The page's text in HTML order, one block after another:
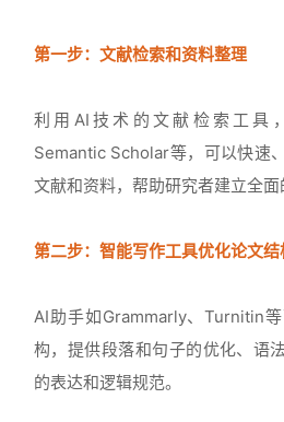
第一步：文献检索和资料整理
利用AI技术的文献检索工具
Semantic Scholar等，可以快速
文献和资料，帮助研究者建立全面
第二步：智能写作工具优化论文结
AI助手如Grammarly、Turnitin
构，提供段落和句子的优化、语
的表达和逻辑规范。